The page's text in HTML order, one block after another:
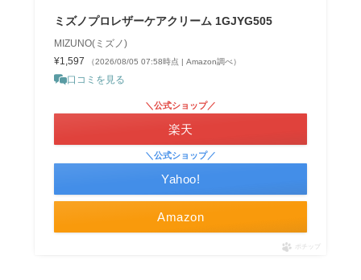
ミズノプロレザーケアクリーム 1GJYG505
MIZUNO(ミズノ)
¥1,597
（2026/08/05 07:58時点 | Amazon調べ）
口コミを見る
Amazon
＼公式ショップ／
楽天
＼公式ショップ／
Yahoo!
ポチップ